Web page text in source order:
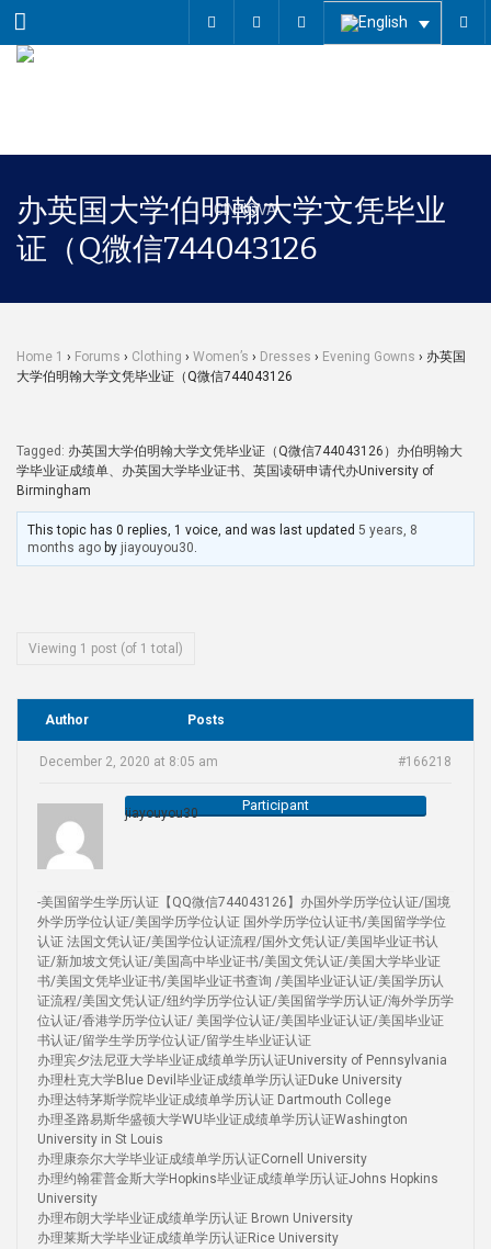
Menu
办英国大学伯明翰大学文凭毕业
证（Q微信744043126
Home 1 › Forums › Clothing › Women’s › Dresses › Evening Gowns › 办英国
大学伯明翰大学文凭毕业证（Q微信744043126
Tagged: 办英国大学伯明翰大学文凭毕业证（Q微信744043126）办伯明翰大
学毕业证成绩单、办英国大学毕业证书、英国读研申请代办University of
Birmingham
This topic has 0 replies, 1 voice, and was last updated5 years, 8
months ago by jiayouyou30.
Viewing 1 post (of 1 total)
Author Posts
December 2, 2020 at 8:05 am #166218
jiayouyou30 Participant
-美国留学生学历认证【QQ微信744043126】办国外学历学位认证/国境
外学历学位认证/美国学历学位认证 国外学历学位认证书/美国留学学位
认证 法国文凭认证/美国学位认证流程/国外文凭认证/美国毕业证书认
证/新加坡文凭认证/美国高中毕业证书/美国文凭认证/美国大学毕业证
书/美国文凭毕业证书/美国毕业证书查询 /美国毕业证认证/美国学历认
证流程/美国文凭认证/纽约学历学位认证/美国留学学历认证/海外学历学
位认证/香港学历学位认证/ 美国学位认证/美国毕业证认证/美国毕业证
书认证/留学生学历学位认证/留学生毕业证认证
办理宾夕法尼亚大学毕业证成绩单学历认证University of Pennsylvania
办理杜克大学Blue Devil毕业证成绩单学历认证Duke University
办理达特茅斯学院毕业证成绩单学历认证 Dartmouth College
办理圣路易斯华盛顿大学WU毕业证成绩单学历认证Washington
University in St Louis
办理康奈尔大学毕业证成绩单学历认证Cornell University
办理约翰霍普金斯大学Hopkins毕业证成绩单学历认证Johns Hopkins
University
办理布朗大学毕业证成绩单学历认证 Brown University
办理莱斯大学毕业证成绩单学历认证Rice University